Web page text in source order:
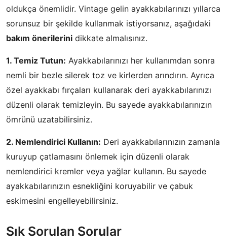
oldukça önemlidir. Vintage gelin ayakkabılarınızı yıllarca
sorunsuz bir şekilde kullanmak istiyorsanız, aşağıdaki
bakım önerilerini dikkate almalısınız.
1. Temiz Tutun: Ayakkabılarınızı her kullanımdan sonra
nemli bir bezle silerek toz ve kirlerden arındırın. Ayrıca
özel ayakkabı fırçaları kullanarak deri ayakkabılarınızı
düzenli olarak temizleyin. Bu sayede ayakkabılarınızın
ömrünü uzatabilirsiniz.
2. Nemlendirici Kullanın: Deri ayakkabılarınızın zamanla
kuruyup çatlamasını önlemek için düzenli olarak
nemlendirici kremler veya yağlar kullanın. Bu sayede
ayakkabılarınızın esnekliğini koruyabilir ve çabuk
eskimesini engelleyebilirsiniz.
Sık Sorulan Sorular